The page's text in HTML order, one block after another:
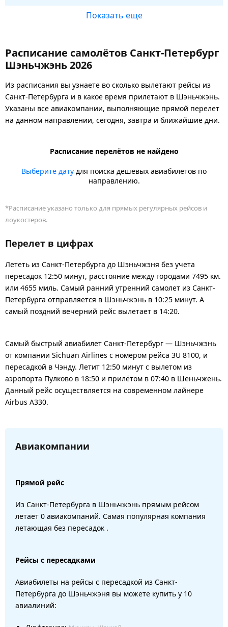
Показать еще
Расписание самолётов Санкт-Петербург
Шэньчжэнь 2026
Из расписания вы узнаете во сколько вылетают рейсы из
Санкт-Петербурга и в какое время прилетают в Шэньчжэнь.
Указаны все авиакомпании, выполняющие прямой перелет
на данном направлении, сегодня, завтра и ближайшие дни.
Расписание перелётов не найдено
Выберите дату для поиска дешевых авиабилетов по
направлению.
*Расписание указано только для прямых регулярных рейсов и
лоукостеров.
Перелет в цифрах
Лететь из Санкт-Петербурга до Шэньчжэня без учета
пересадок 12:50 минут, расстояние между городами 7495 км.
или 4655 миль. Самый ранний утренний самолет из Санкт-
Петербурга отправляется в Шэньчжэнь в 10:25 минут. А
самый поздний вечерний рейс вылетает в 14:20.
Самый быстрый авиабилет Санкт-Петербург — Шэньчжэнь
от компании Sichuan Airlines с номером рейса 3U 8100, и
пересадкой в Чэнду. Летит 12:50 минут с вылетом из
аэропорта Пулково в 18:50 и прилётом в 07:40 в Шеньчжень.
Данный рейс осуществляется на современном лайнере
Airbus A330.
Авиакомпании
Прямой рейс
Из Санкт-Петербурга в Шэньчжэнь прямым рейсом
летает 0 авиакомпаний. Самая популярная компания
летающая без пересадок .
Рейсы с пересадками
Авиабилеты на рейсы с пересадкой из Санкт-
Петербурга до Шэньчжэня вы можете купить у 10
авиалиний: